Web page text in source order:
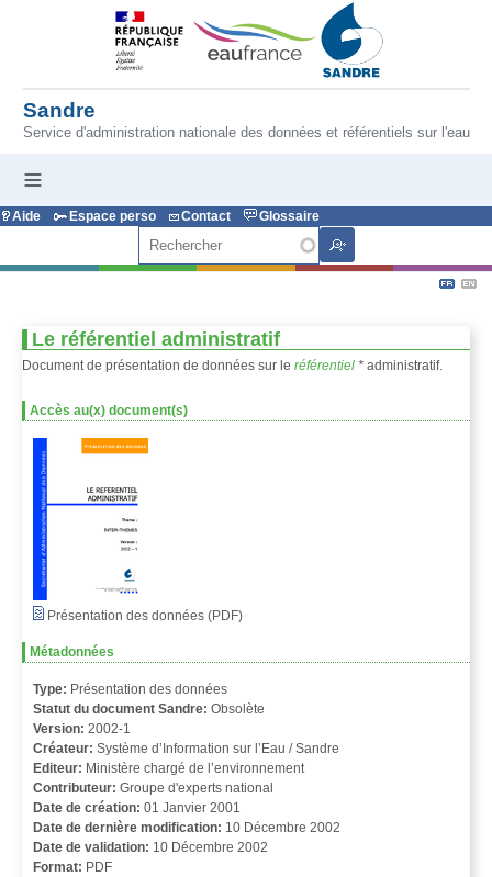
Aller au contenu principal
Sandre
Service d'administration nationale des données et référentiels sur l'eau
Aide Espace perso Contact
Glossaire
Le référentiel administratif
Document de présentation de données sur le référentiel * administratif.
Accès au(x) document(s)
Présentation des données (PDF)
Métadonnées
Type: Présentation des données
Statut du document Sandre: Obsolète
Version: 2002-1
Créateur: Système d’Information sur l’Eau / Sandre
Editeur: Ministère chargé de l’environnement
Contributeur: Groupe d'experts national
Date de création: 01 Janvier 2001
Date de dernière modification: 10 Décembre 2002
Date de validation: 10 Décembre 2002
Format: PDF